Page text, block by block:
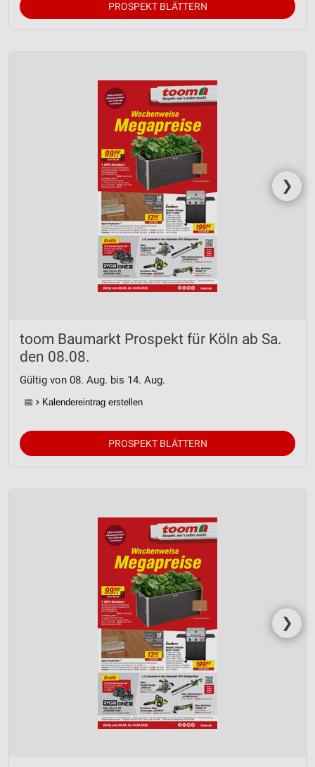
PROSPEKT BLÄTTERN
❯
toom Baumarkt Prospekt für Köln ab Sa.
den 08.08.
Gültig von 08. Aug. bis 14. Aug.
📅 Kalendereintrag erstellen
PROSPEKT BLÄTTERN
❯